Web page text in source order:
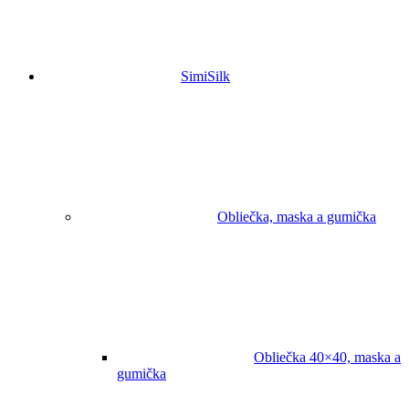
SimiSilk
Obliečka, maska a gumička
Obliečka 40×40, maska a
gumička